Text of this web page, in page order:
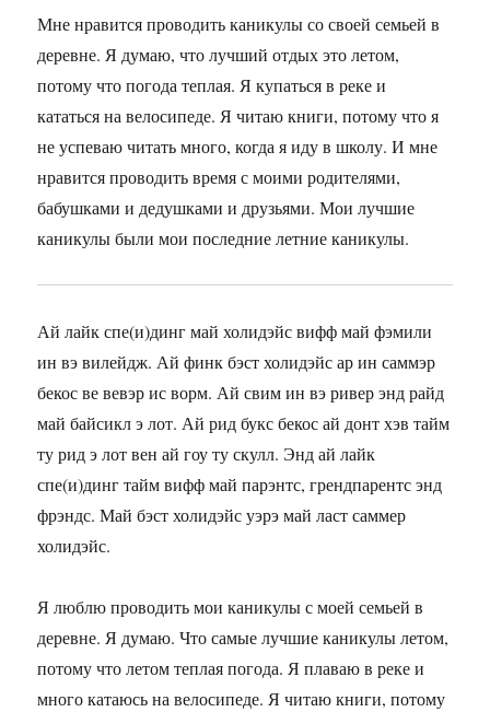
Мне нравится проводить каникулы со своей семьей в
деревне. Я думаю, что лучший отдых это летом,
потому что погода теплая. Я купаться в реке и
кататься на велосипеде. Я читаю книги, потому что я
не успеваю читать много, когда я иду в школу. И мне
нравится проводить время с моими родителями,
бабушками и дедушками и друзьями. Мои лучшие
каникулы были мои последние летние каникулы.
Ай лайк спе(и)динг май холидэйс вифф май фэмили
ин вэ вилейдж. Ай финк бэст холидэйс ар ин саммэр
бекос ве вевэр ис ворм. Ай свим ин вэ ривер энд райд
май байсикл э лот. Ай рид букс бекос ай донт хэв тайм
ту рид э лот вен ай гоу ту скулл. Энд ай лайк
спе(и)динг тайм вифф май парэнтс, грендпарентс энд
фрэндс. Май бэст холидэйс уэрэ май ласт саммер
холидэйс.
Я люблю проводить мои каникулы с моей семьей в
деревне. Я думаю. Что самые лучшие каникулы летом,
потому что летом теплая погода. Я плаваю в реке и
много катаюсь на велосипеде. Я читаю книги, потому